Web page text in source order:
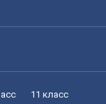
11 класс